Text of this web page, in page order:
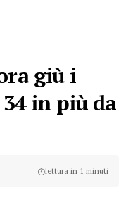
giù i
in più da
lettura in 1 minuti